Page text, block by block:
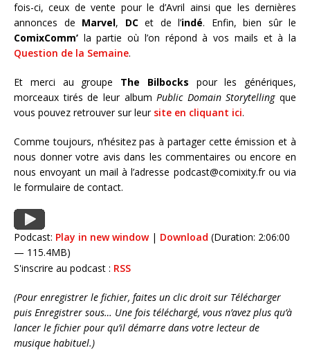
fois-ci, ceux de vente pour le d’Avril ainsi que les dernières
annonces de Marvel, DCet de l’indé. Enfin, bien sûr le
ComixComm’ la partie où l’on répond à vos mails et à la
Question de la Semaine.
Et merci au groupe The Bilbocks pour les génériques,
morceaux tirés de leur albumPublic Domain Storytellingque
vous pouvez retrouver sur leursite en cliquant ici.
Comme toujours, n’hésitez pas à partager cette émission et à
nous donner votre avis dans les commentaires ou encore en
nous envoyant un mail à l’adresse podcast@comixity.fr ou via
le formulaire de contact.
Podcast: Play in new window| Download (Duration: 2:06:00
— 115.4MB)
S'inscrire au podcast : RSS
(Pour enregistrer le fichier, faites un clic droit sur Télécharger
puis Enregistrer sous… Une fois téléchargé, vous n’avez plus qu’à
lancer le fichier pour qu’il démarre dans votre lecteur de
musique habituel.)